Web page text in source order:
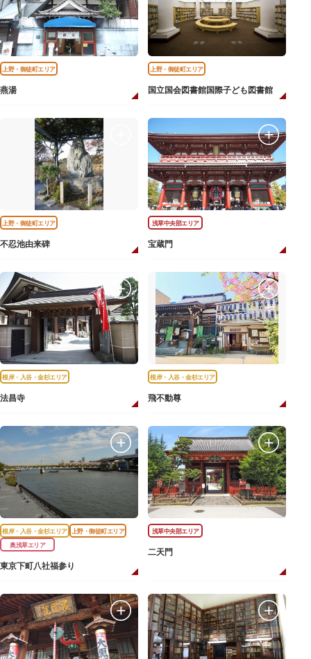
上野・御徒町エリア
燕湯
上野・御徒町エリア
国立国会図書館国際子ども図書館
上野・御徒町エリア
不忍池由来碑
浅草中央部エリア
宝蔵門
根岸・入谷・金杉エリア
法昌寺
根岸・入谷・金杉エリア
飛不動尊
根岸・入谷・金杉エリア
上野・御徒町エリア
奥浅草エリア
東京下町八社福参り
浅草中央部エリア
二天門